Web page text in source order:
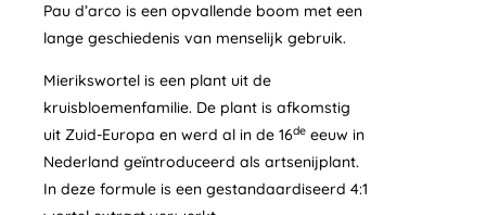
Pau d’arco is een opvallende boom met een
lange geschiedenis van menselijk gebruik.
Mierikswortel is een plant uit de
kruisbloemenfamilie. De plant is afkomstig
uit Zuid-Europa en werd al in de 16deeeuw in
Nederland geïntroduceerd als artsenijplant.
In deze formule is een gestandaardiseerd 4:1